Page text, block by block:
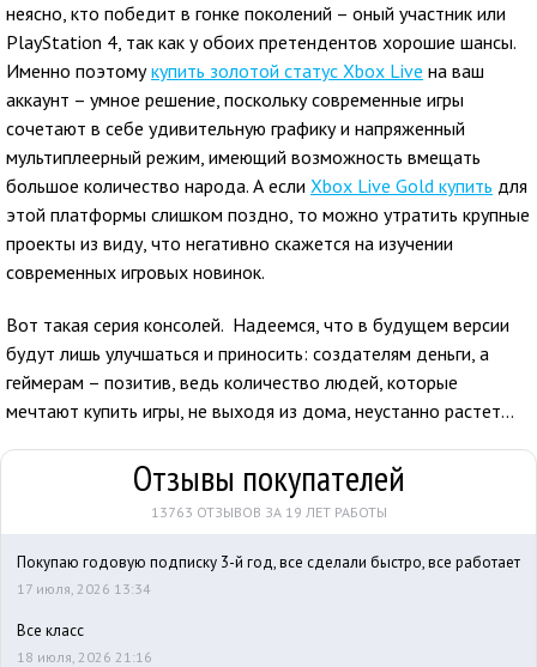
неясно, кто победит в гонке поколений – оный участник или
PlayStation 4, так как у обоих претендентов хорошие шансы.
Именно поэтомукупить золотой статус Xbox Live на ваш
аккаунт – умное решение, поскольку современные игры
сочетают в себе удивительную графику и напряженный
мультиплеерный режим, имеющий возможность вмещать
большое количество народа. А если Xbox Live Gold купить для
этой платформы слишком поздно, то можно утратить крупные
проекты из виду, что негативно скажется на изучении
современных игровых новинок.
Вот такая серия консолей. Надеемся, что в будущем версии
будут лишь улучшаться и приносить: создателям деньги, а
геймерам – позитив, ведь количество людей, которые
мечтают купить игры, не выходя из дома, неустанно растет…
Отзывы покупателей
13763 ОТЗЫВОВ ЗА 19 ЛЕТ РАБОТЫ
Покупаю годовую подписку 3-й год, все сделали быстро, все работает
17 июля, 2026 13:34
Все класс
18 июля, 2026 21:16